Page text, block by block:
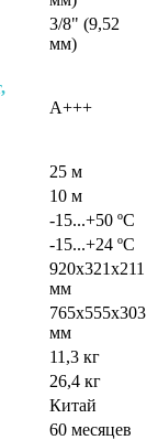
3/8" (9,52
мм)
A+++
25 м
10 м
-15...+50 ºС
-15...+24 ºС
920х321х211
мм
765х555х303
мм
11,3 кг
26,4 кг
Китай
60 месяцев